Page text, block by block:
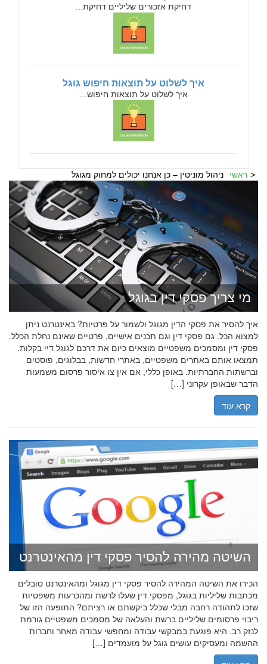
דחיקת אזכורים שליליים דחיקת...
איך לשלוט על תוצאות חיפוש גוגל
איך לשלוט על תוצאות חיפוש...
ראשי ניהול מוניטין – כן אנחנו יכולים למחוק מגוגל
מי צריך פסקי דין בגוגל
איך להסיר את פסקי הדין מגוגל ולשמור על פרטיות? באינטרנט ניתן
למצוא הכל. גם פסקי דין וגם תכנים אישיים, פרטיים שאינם נחלת הכלל.
פסקי דין ומסמכים משפטיים מוצאים כיום את דרכם לגוגל דיי בקלות.
תמצאו אותם באתרים משפטיים, באתרי חדשות, בבלוגים, פוסטים
וברשתות החברתיות. באופן כללי, אם אין צו איסור פרסום משמעות
הדבר שבאופן עקרוני […]
קרא עוד
השיטה מהירה להסיר פסקי דין מהאינטרנט
הכירו את השיטה המהירה להסיר פסקי דין מגוגל ומהאינטרנט סובלים
מכתבות שליליות בגוגל, מפסקי דין שעלו לרשת ומהכרעות משפטיות
שזכו לתהודה רחבה מבלי שכלל ביקשתם או רציתם? התופעה הזו של
ריבוי פרסומים שליליים ברשת והעלאה של מסמכים משפטיים גורמת
לנזק רב. היא פוגעת במבקשי עבודה ומחפשי עבודה מאחר וחברות
ההשמה ומעסיקים עושים גוגל על מועמדים […]